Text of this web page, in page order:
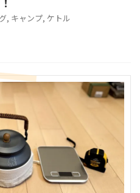
, キャンプ, ケトル